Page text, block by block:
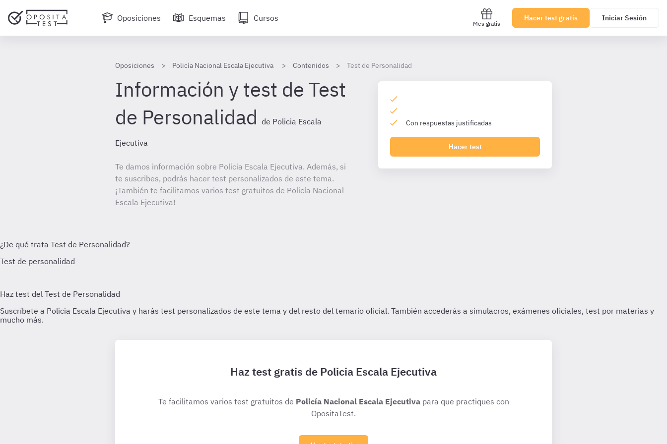
Oposiciones Esquemas Cursos
Mes gratis
Hacer test gratis Iniciar Sesión
Oposiciones Policía Nacional Escala Ejecutiva Contenidos Test de Personalidad
Información y test de Test
de Personalidad de Policia Escala
Ejecutiva
Te damos información sobre Policia Escala Ejecutiva. Además, si
te suscribes, podrás hacer test personalizados de este tema.
¡También te facilitamos varios test gratuitos de Policía Nacional
Escala Ejecutiva!
Con respuestas justificadas
Hacer test
Haz test gratis de Policia Escala Ejecutiva
Te facilitamos varios test gratuitos de Policía Nacional Escala Ejecutivapara que practiques con
OpositaTest.